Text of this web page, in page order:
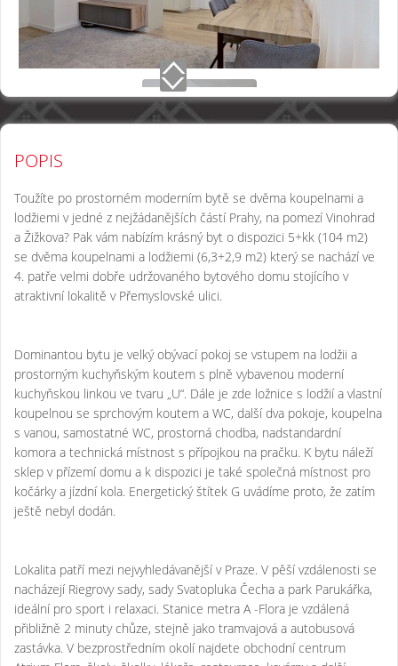
POPIS
Toužíte po prostorném moderním bytě se dvěma koupelnami a
lodžiemi v jedné z nejžádanějších částí Prahy, na pomezí Vinohrad
a Žižkova? Pak vám nabízím krásný byt o dispozici 5+kk (104 m2)
se dvěma koupelnami a lodžiemi (6,3+2,9 m2) který se nachází ve
4. patře velmi dobře udržovaného bytového domu stojícího v
atraktivní lokalitě v Přemyslovské ulici.
Dominantou bytu je velký obývací pokoj se vstupem na lodžii a
prostorným kuchyňským koutem s plně vybavenou moderní
kuchyňskou linkou ve tvaru „U“. Dále je zde ložnice s lodžií a vlastní
koupelnou se sprchovým koutem a WC, další dva pokoje, koupelna
s vanou, samostatné WC, prostorná chodba, nadstandardní
komora a technická místnost s přípojkou na pračku. K bytu náleží
sklep v přízemí domu a k dispozici je také společná místnost pro
kočárky a jízdní kola. Energetický štítek G uvádíme proto, že zatím
ještě nebyl dodán.
Lokalita patří mezi nejvyhledávanější v Praze. V pěší vzdálenosti se
nacházejí Riegrovy sady, sady Svatopluka Čecha a park Parukářka,
ideální pro sport i relaxaci. Stanice metra A -Flora je vzdálená
přibližně 2 minuty chůze, stejně jako tramvajová a autobusová
zastávka. V bezprostředním okolí najdete obchodní centrum